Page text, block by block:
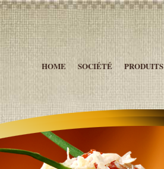
HOME SOCIÉTÉ PRODUITS